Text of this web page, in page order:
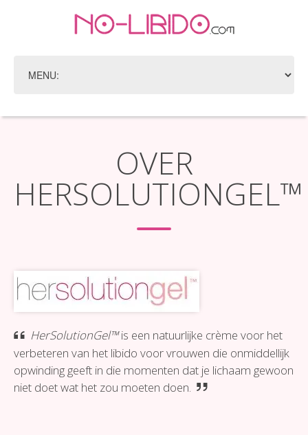
OVER
HERSOLUTIONGEL™
HerSolutionGel™is een natuurlijke crème voor het
verbeteren van het libido voor vrouwen die onmiddellijk
opwinding geeft in die momenten dat je lichaam gewoon
niet doet wat het zou moeten doen.